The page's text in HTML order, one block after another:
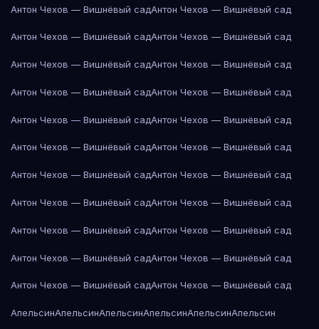
Антон Чехов — Вишнёвый садАнтон Чехов — Вишнёвый сад
Антон Чехов — Вишнёвый садАнтон Чехов — Вишнёвый сад
Антон Чехов — Вишнёвый садАнтон Чехов — Вишнёвый сад
Антон Чехов — Вишнёвый садАнтон Чехов — Вишнёвый сад
Антон Чехов — Вишнёвый садАнтон Чехов — Вишнёвый сад
Антон Чехов — Вишнёвый садАнтон Чехов — Вишнёвый сад
Антон Чехов — Вишнёвый садАнтон Чехов — Вишнёвый сад
Антон Чехов — Вишнёвый садАнтон Чехов — Вишнёвый сад
Антон Чехов — Вишнёвый садАнтон Чехов — Вишнёвый сад
Антон Чехов — Вишнёвый садАнтон Чехов — Вишнёвый сад
Антон Чехов — Вишнёвый садАнтон Чехов — Вишнёвый сад
АпельсинАпельсинАпельсинАпельсинАпельсинАпельсин